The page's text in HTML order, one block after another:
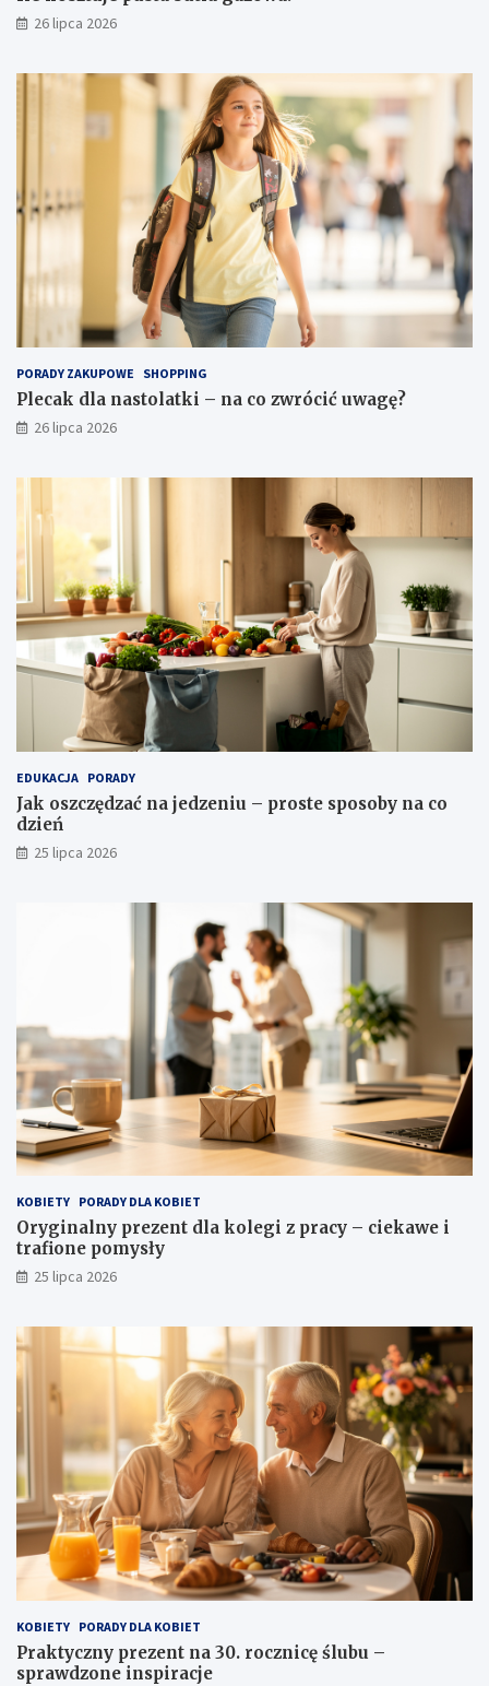
26 lipca 2026
PORADY ZAKUPOWE SHOPPING
Plecak dla nastolatki – na co zwrócić uwagę?
26 lipca 2026
EDUKACJA PORADY
Jak oszczędzać na jedzeniu – proste sposoby na co
dzień
25 lipca 2026
KOBIETY PORADY DLA KOBIET
Oryginalny prezent dla kolegi z pracy – ciekawe i
trafione pomysły
25 lipca 2026
KOBIETY PORADY DLA KOBIET
Praktyczny prezent na 30. rocznicę ślubu –
sprawdzone inspiracje